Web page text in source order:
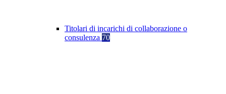
Titolari di incarichi di collaborazione o
consulenza 70